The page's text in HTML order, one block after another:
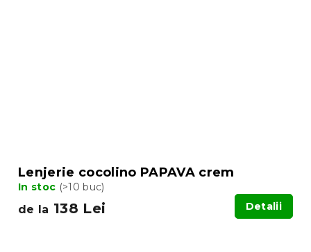
Lenjerie cocolino PAPAVA crem
In stoc (>10 buc)
de la 138 Lei Detalii